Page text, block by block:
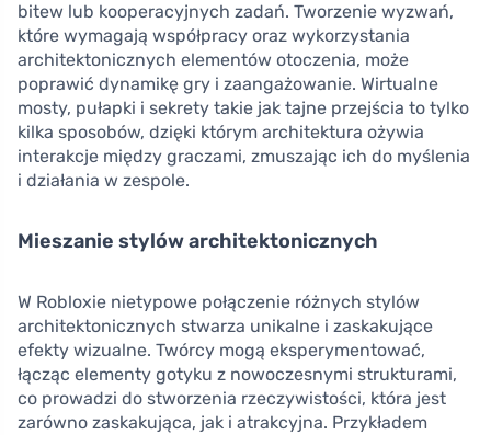
bitew lub kooperacyjnych zadań. Tworzenie wyzwań,
które wymagają współpracy oraz wykorzystania
architektonicznych elementów otoczenia, może
poprawić dynamikę gry i zaangażowanie. Wirtualne
mosty, pułapki i sekrety takie jak tajne przejścia to tylko
kilka sposobów, dzięki którym architektura ożywia
interakcje między graczami, zmuszając ich do myślenia
i działania w zespole.
Mieszanie stylów architektonicznych
W Robloxie nietypowe połączenie różnych stylów
architektonicznych stwarza unikalne i zaskakujące
efekty wizualne. Twórcy mogą eksperymentować,
łącząc elementy gotyku z nowoczesnymi strukturami,
co prowadzi do stworzenia rzeczywistości, która jest
zarówno zaskakująca, jak i atrakcyjna. Przykładem